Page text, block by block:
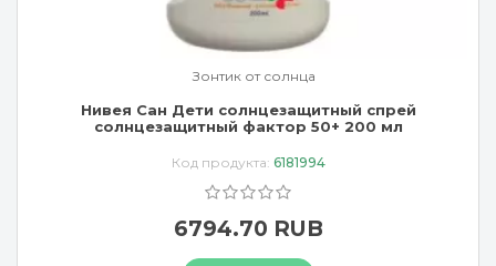
Зонтик от солнца
Нивея Сан Дети солнцезащитный спрей
солнцезащитный фактор 50+ 200 мл
Код продукта: 6181994
6794.70 RUB